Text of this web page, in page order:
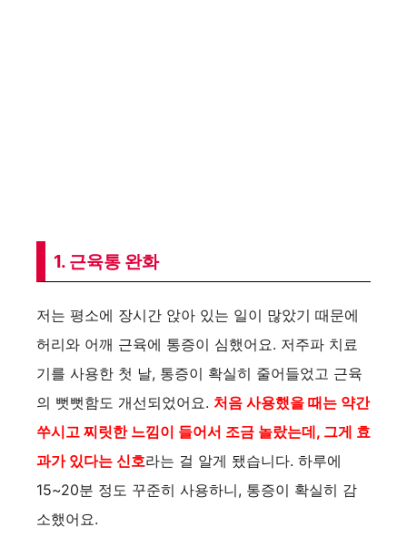
1. 근육통 완화
저는 평소에 장시간 앉아 있는 일이 많았기 때문에
허리와 어깨 근육에 통증이 심했어요. 저주파 치료
기를 사용한 첫 날, 통증이 확실히 줄어들었고 근육
의 뻣뻣함도 개선되었어요. 처음 사용했을 때는 약간
쑤시고 찌릿한 느낌이 들어서 조금 놀랐는데, 그게 효
과가 있다는 신호라는 걸 알게 됐습니다. 하루에
15~20분 정도 꾸준히 사용하니, 통증이 확실히 감
소했어요.